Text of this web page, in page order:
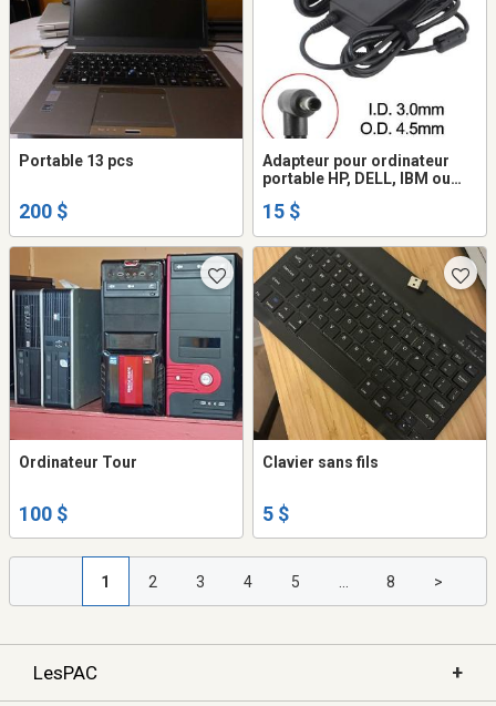
Portable 13 pcs
200 $
Adapteur pour ordinateur
portable HP, DELL, IBM ou
15 $
Ordinateur Tour
100 $
Clavier sans fils
5 $
1 2 3 4 5 8 >
LesPAC +